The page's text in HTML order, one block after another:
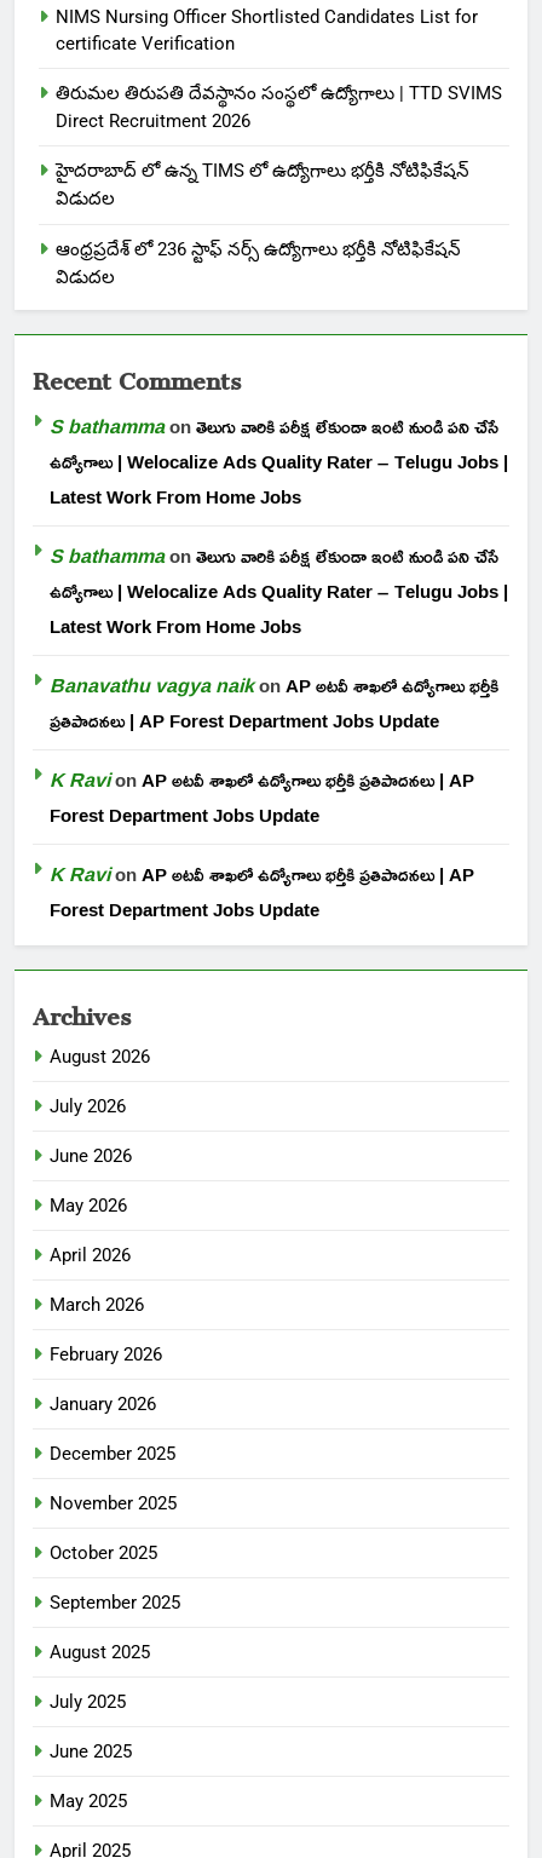
NIMS Nursing Officer Shortlisted Candidates List for
certificate Verification
తిరుమల తిరుపతి దేవస్థానం సంస్థలో ఉద్యోగాలు | TTD SVIMS
Direct Recruitment 2026
హైదరాబాద్ లో ఉన్న TIMS లో ఉద్యోగాలు భర్తీకి నోటిఫికేషన్
విడుదల
ఆంధ్రప్రదేశ్ లో 236 స్టాఫ్ నర్స్ ఉద్యోగాలు భర్తీకి నోటిఫికేషన్
విడుదల
Recent Comments
S bathammaonతెలుగు వారికి పరీక్ష లేకుండా ఇంటి నుండి పని చేసే
ఉద్యోగాలు | Welocalize Ads Quality Rater – Telugu Jobs |
Latest Work From Home Jobs
S bathammaonతెలుగు వారికి పరీక్ష లేకుండా ఇంటి నుండి పని చేసే
ఉద్యోగాలు | Welocalize Ads Quality Rater – Telugu Jobs |
Latest Work From Home Jobs
Banavathu vagya naikonAP అటవీ శాఖలో ఉద్యోగాలు భర్తీకి
ప్రతిపాదనలు | AP Forest Department Jobs Update
K RavionAP అటవీ శాఖలో ఉద్యోగాలు భర్తీకి ప్రతిపాదనలు | AP
Forest Department Jobs Update
K RavionAP అటవీ శాఖలో ఉద్యోగాలు భర్తీకి ప్రతిపాదనలు | AP
Forest Department Jobs Update
Archives
August 2026
July 2026
June 2026
May 2026
April 2026
March 2026
February 2026
January 2026
December 2025
November 2025
October 2025
September 2025
August 2025
July 2025
June 2025
May 2025
April 2025